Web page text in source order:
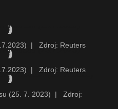
| Zdroj: Reuters
| Zdroj: Reuters
(25. 7. 2023) |
Zdroj: